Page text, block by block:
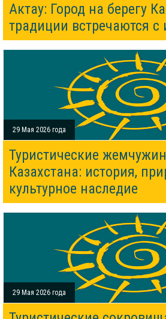
Актау: Город на берегу
традиции встречаются
29 Мая 2026 года
Туристические
Казахстана: история,
культурное наследие
29 Мая 2026 года